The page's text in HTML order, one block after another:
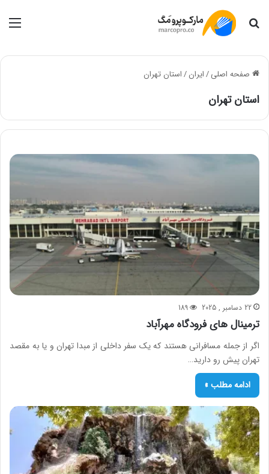
جستجو
صفحه اصلی/ایران/استان تهران
استان تهران
22 دسامبر , 2025 189
ترمینال های فرودگاه مهرآباد
اگر از جمله مسافرانی هستند که یک سفر داخلی از مبدا تهران و یا به مقصد
تهران پیش رو دارید…
ادامه مطلب »